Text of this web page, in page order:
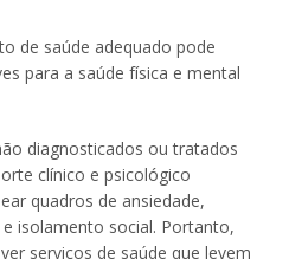
de saúde adequado pode
para a saúde física e mental
diagnosticados ou tratados
clínico e psicológico
quadros de ansiedade,
isolamento social. Portanto,
serviços de saúde que levem